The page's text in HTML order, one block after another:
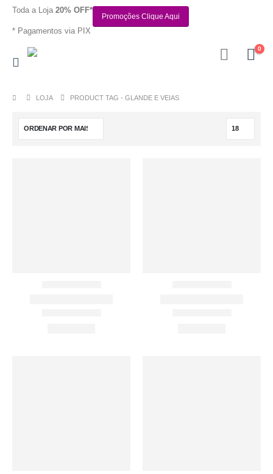
Toda a Loja 20% OFF*
Promoções Clique Aqui
* Pagamentos via PIX
0
LOJA PRODUCT TAG -GLANDE E VEIAS